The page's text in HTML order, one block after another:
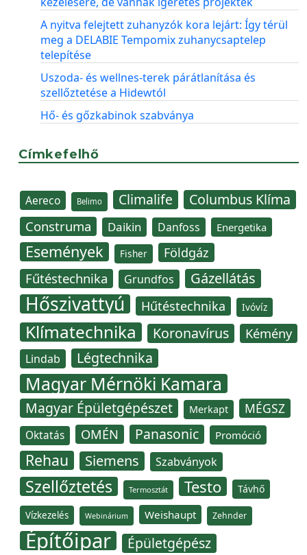
A nyitva felejtett zuhanyzók kora lejárt: Így térül
meg a DELABIE Tempomix zuhanycsaptelep
telepítése
Uszoda- és wellnes-terek párátlanítása és
szellőztetése a Hidewtól
Hő- és gőzkabinok szabványa
Címkefelhő
Aereco Belimo Climalife Columbus Klíma
Construma Daikin Danfoss Energetika
Események Fisher Földgáz
Fűtéstechnika Grundfos Gázellátás
Hőszivattyú Hűtéstechnika Ivóvíz
Klímatechnika Koronavírus Kémény
Lindab Légtechnika
Magyar Mérnöki Kamara
Magyar Épületgépészet Merkapt MÉGSZ
Oktatás OMÉN Panasonic Promóció
Rehau Siemens Szabványok
Szellőztetés Termosztát Testo Távhő
Vízkezelés Webinárium Weishaupt Zehnder
Építőipar Épületgépész